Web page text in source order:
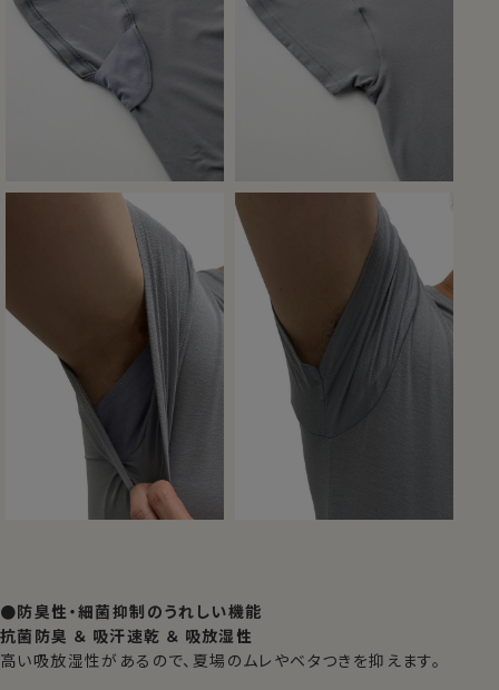
●防臭性・細菌抑制のうれしい機能
抗菌防臭 ＆ 吸汗速乾 ＆ 吸放湿性
高い吸放湿性があるので、夏場のムレやベタつきを抑えます。